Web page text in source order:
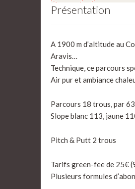
Présentation
A 1900 m d’altitude au
Aravis…
Technique, ce parcours
Air pur et ambiance
Parcours 18 trous, par
Slope blanc 113, jaune
Pitch & Putt 2 trous
Tarifs green-fee de 25€
Plusieurs formules